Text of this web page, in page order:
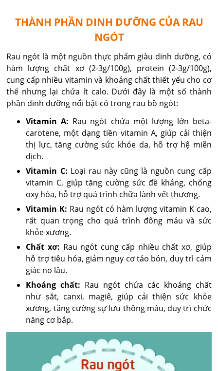
THÀNH PHẦN DINH DƯỠNG CỦA RAU
NGÓT
Rau ngót là một nguồn thực phẩm giàu dinh dưỡng, có
hàm lượng chất xơ (2-3g/100g), protein (2-3g/100g),
cung cấp nhiều vitamin và khoáng chất thiết yếu cho cơ
thể nhưng lại chứa ít calo. Dưới đây là một số thành
phần dinh dưỡng nổi bật có trong rau bồ ngót:
Vitamin A: Rau ngót chứa một lượng lớn beta-
carotene, một dạng tiền vitamin A, giúp cải thiện
thị lực, tăng cường sức khỏe da, hỗ trợ hệ miễn
dịch.
Vitamin C: Loại rau này cũng là nguồn cung cấp
vitamin C, giúp tăng cường sức đề kháng, chống
oxy hóa, hỗ trợ quá trình chữa lành vết thương.
Vitamin K: Rau ngót có hàm lượng vitamin K cao,
rất quan trọng cho quá trình đông máu và sức
khỏe xương.
Chất xơ: Rau ngót cung cấp nhiều chất xơ, giúp
hỗ trợ tiêu hóa, giảm nguy cơ táo bón, duy trì cảm
giác no lâu.
Khoáng chất: Rau ngót chứa các khoáng chất
như sắt, canxi, magiê, giúp cải thiện sức khỏe
xương, tăng cường sự lưu thông máu, duy trì chức
năng cơ bắp.